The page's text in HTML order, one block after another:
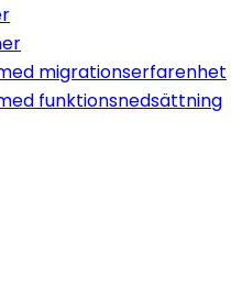
migrationserfarenhet
funktionsnedsättning